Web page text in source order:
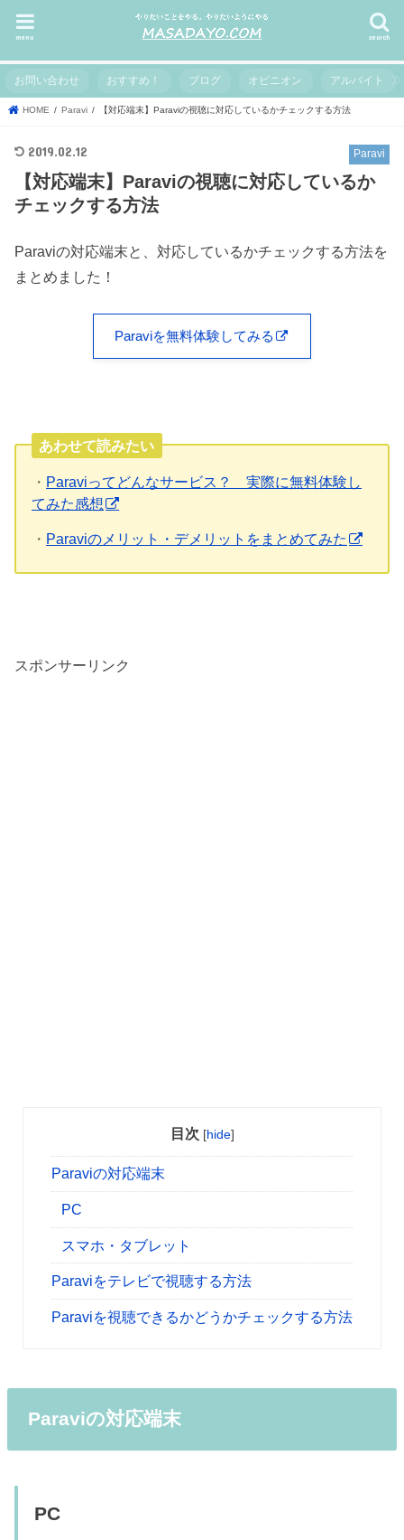
search
menu
お問い合わせ おすすめ！ ブログ オピニオン アルバイト
HOME Paravi 【対応端末】Paraviの視聴に対応しているかチェックする方法
Paravi
2019.02.12
【対応端末】Paraviの視聴に対応しているか
チェックする方法
Paraviの対応端末と、対応しているかチェックする方法を
まとめました！
Paraviを無料体験してみる
あわせて読みたい
・ Paraviってどんなサービス？ 実際に無料体験し
てみた感想
・ Paraviのメリット・デメリットをまとめてみた
スポンサーリンク
目次 [hide]
Paraviの対応端末
PC
スマホ・タブレット
Paraviをテレビで視聴する方法
Paraviを視聴できるかどうかチェックする方法
Paraviの対応端末
PC